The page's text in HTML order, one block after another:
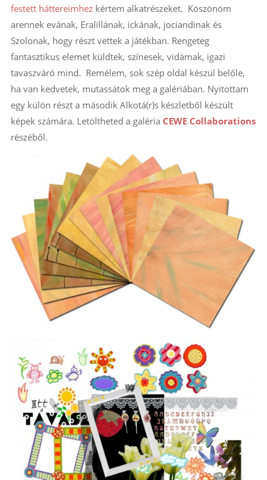
festett háttereimhezkértem alkatrészeket. Köszönöm
arennek evának, Eralillának, ickának, jociandinak és
Szolonak, hogy részt vettek a játékban. Rengeteg
fantasztikus elemet küldtek, színesek, vidámak, igazi
tavaszváró mind. Remélem, sok szép oldal készül belőle,
ha van kedvetek, mutassátok meg a galériában. Nyitottam
egy külön részt a második Alkotá(r)s készletből készült
képek számára. Letöltheted a galéria CEWE Collaborations
részéből.